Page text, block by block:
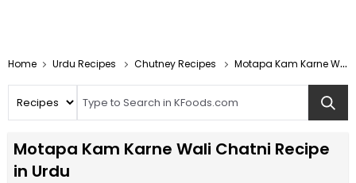
Home Urdu Recipes Chutney Recipes Motapa Kam Karne Wali Chatni Recipe In Urdu
Motapa Kam Karne Wali Chatni Recipe
in Urdu